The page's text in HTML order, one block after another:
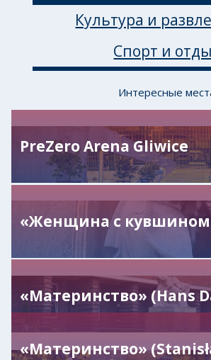
Культура и
Спорт и
Интересные
PreZero Arena Gliwice
«Женщина с
«Материнство» (Hans
«Материнство»